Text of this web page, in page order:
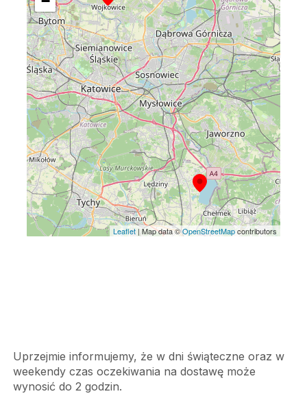
Leaflet | Map data ©OpenStreetMapcontributors
Uprzejmie informujemy, że w dni świąteczne oraz w
weekendy czas oczekiwania na dostawę może
wynosić do 2 godzin.